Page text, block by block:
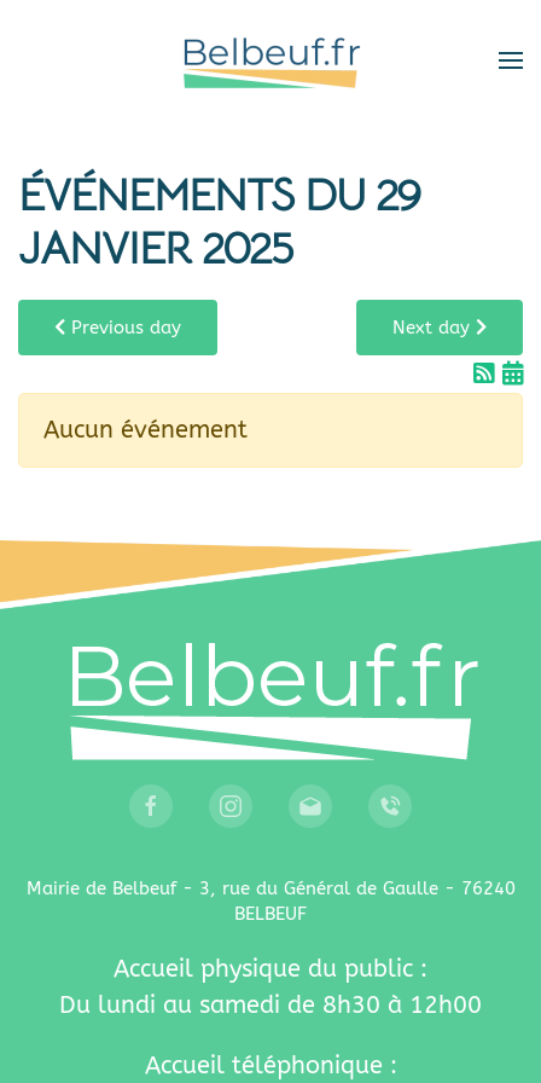
ÉVÉNEMENTS DU 29
JANVIER 2025
Previous day Next day
Aucun événement
Mairie de Belbeuf - 3, rue du Général de Gaulle - 76240
BELBEUF
Accueil physique du public :
Du lundi au samedi de 8h30 à 12h00
Accueil téléphonique :